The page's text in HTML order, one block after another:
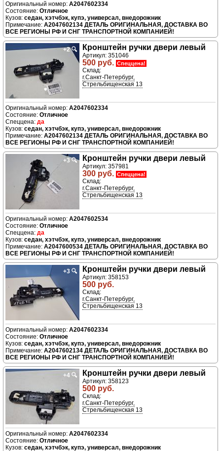
A2047602334
Отличное
седан, хэтчбэк, купэ, универсал, внедорожник
A2047602134 ДЕТАЛЬ ОРИГИНАЛЬНАЯ, ДОСТАВКА ВО
ВСЕ РЕГИОНЫ РФ И СНГ ТРАНСПОРТНОЙ КОМПАНИЕЙ!
+2🔍 Кронштейн ручки двери левый
Артикул: 351046
500 руб. Спеццена!
Склад:
г.Санкт-Петербург,
Стрельбищенская 13
A2047602334
Отличное
да
седан, хэтчбэк, купэ, универсал, внедорожник
A2047602134 ДЕТАЛЬ ОРИГИНАЛЬНАЯ, ДОСТАВКА ВО
ВСЕ РЕГИОНЫ РФ И СНГ ТРАНСПОРТНОЙ КОМПАНИЕЙ!
+3 🔍 Кронштейн ручки двери левый
Артикул: 357981
300 руб. Спеццена!
Склад:
г.Санкт-Петербург,
Стрельбищенская 13
A2047602534
Отличное
да
седан, хэтчбэк, купэ, универсал, внедорожник
A2047600534 ДЕТАЛЬ ОРИГИНАЛЬНАЯ, ДОСТАВКА ВО
ВСЕ РЕГИОНЫ РФ И СНГ ТРАНСПОРТНОЙ КОМПАНИЕЙ!
+3 🔍 Кронштейн ручки двери левый
Артикул: 358153
500 руб.
Склад:
г.Санкт-Петербург,
Стрельбищенская 13
A2047602334
Отличное
седан, хэтчбэк, купэ, универсал, внедорожник
A2047602134 ДЕТАЛЬ ОРИГИНАЛЬНАЯ, ДОСТАВКА ВО
ВСЕ РЕГИОНЫ РФ И СНГ ТРАНСПОРТНОЙ КОМПАНИЕЙ!
+4 🔍 Кронштейн ручки двери левый
Артикул: 358123
500 руб.
Склад:
г.Санкт-Петербург,
Стрельбищенская 13
A2047602334
Отличное
седан, хэтчбэк, купэ, универсал, внедорожник